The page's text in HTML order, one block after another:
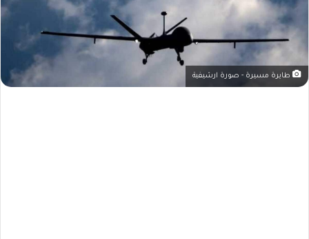
طايرة مسيرة - صورة ارشيفية